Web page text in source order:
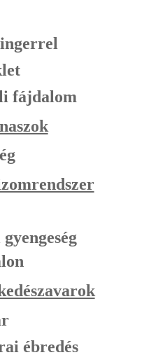
fájdalom
ébredés